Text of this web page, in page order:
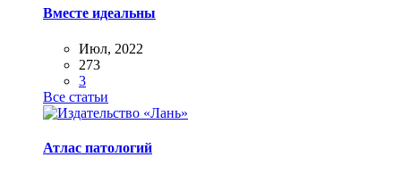
Вместе идеальны
Июл, 2022
273
3
Все статьи
Атлас патологий